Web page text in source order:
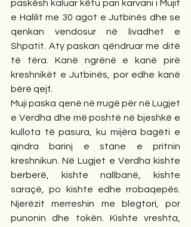
paskësh kaluar këtu pari karvani i Mujit
e Halilit me 30 agot e Jutbinës dhe se
qenkan vendosur në livadhet e
Shpatit. Aty paskan qëndruar me ditë
të tëra. Kanë ngrënë e kanë pirë
kreshnikët e Jutbinës, por edhe kanë
bërë qejf.
Muji paska qenë në rrugë për në Lugjet
e Verdha dhe më poshtë në bjeshkë e
kullota të pasura, ku mijëra bagëti e
qindra barinj e stane e pritnin
kreshnikun. Në Lugjet e Verdha kishte
berberë, kishte nallbanë, kishte
saraçë, po kishte edhe rrobaqepës.
Njerëzit merreshin me blegtori, por
punonin dhe tokën. Kishte vreshta,